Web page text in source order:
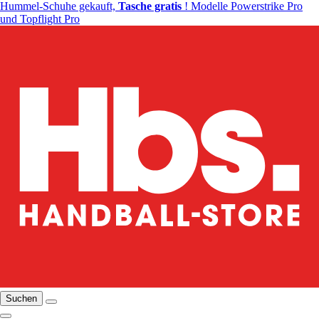
Hummel-Schuhe gekauft, Tasche gratis ! Modelle Powerstrike Pro
und Topflight Pro
Suchen